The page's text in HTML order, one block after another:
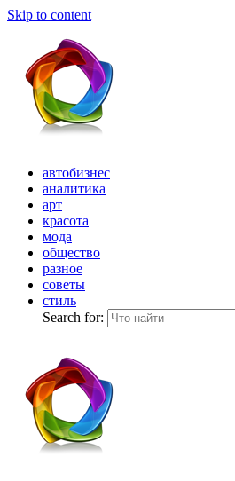
Skip to content
автобизнес
аналитика
арт
красота
мода
общество
разное
советы
стиль
Search for: